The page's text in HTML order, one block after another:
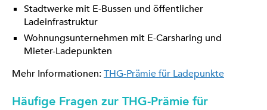
Stadtwerke mit E-Bussen und öffentlicher
Ladeinfrastruktur
Wohnungsunternehmen mit E-Carsharing und
Mieter-Ladepunkten
Mehr Informationen:THG-Prämie für Ladepunkte
Häufige Fragen zur THG-Prämie für